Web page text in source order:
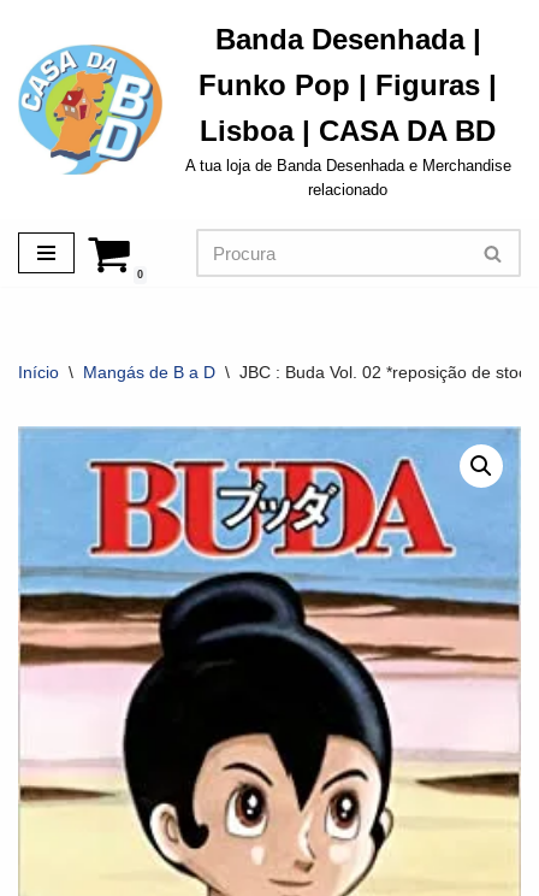
Avançar
para
o
conteúdo
Banda Desenhada |
Funko Pop | Figuras |
Lisboa | CASA DA BD
A tua loja de Banda Desenhada e Merchandise
relacionado
0
Início \ Mangás de B a D \ JBC : Buda Vol. 02 *reposição de